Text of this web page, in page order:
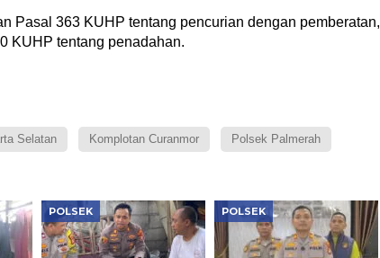
Pasal 363 KUHP tentang pencurian dengan pemberatan,
KUHP tentang penadahan.
Selatan Komplotan Curanmor Polsek Palmerah
POLSEK POLSEK